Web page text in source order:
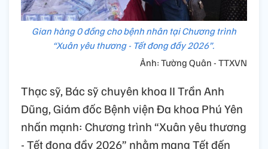
Gian hàng 0 đồng cho bệnh nhân tại Chương trình
“Xuân yêu thương - Tết đong đầy 2026”.
Ảnh: Tường Quân - TTXVN
Thạc sỹ, Bác sỹ chuyên khoa II Trần Anh
Dũng, Giám đốc Bệnh viện Đa khoa Phú Yên
nhấn mạnh: Chương trình “Xuân yêu thương
- Tết đong đầy 2026” nhằm mang Tết đến